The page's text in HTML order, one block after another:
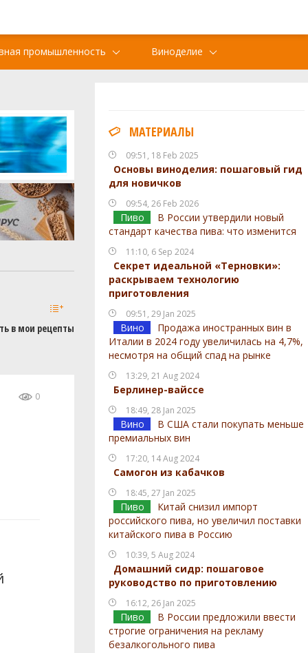
промышленность Виноделие
МАТЕРИАЛЫ
09:51, 18 Feb 2025
Основы виноделия: пошаговый гид
для новичков
09:54, 26 Feb 2026
Пиво
В России утвердили новый
стандарт качества пива: что изменится
11:10, 6 Sep 2024
Секрет идеальной «Терновки»:
раскрываем технологию
приготовления
09:51, 29 Jan 2025
Вино
Продажа иностранных вин в
Италии в 2024 году увеличилась на 4,7%,
несмотря на общий спад на рынке
13:29, 21 Aug 2024
Берлинер-вайссе
18:49, 28 Jan 2025
Вино
В США стали покупать меньше
премиальных вин
17:20, 14 Aug 2024
Самогон из кабачков
18:45, 27 Jan 2025
Пиво
Китай снизил импорт
российского пива, но увеличил поставки
китайского пива в Россию
10:39, 5 Aug 2024
Домашний сидр: пошаговое
руководство по приготовлению
16:12, 26 Jan 2025
Пиво
В России предложили ввести
строгие ограничения на рекламу
безалкогольного пива
в мои рецепты
0